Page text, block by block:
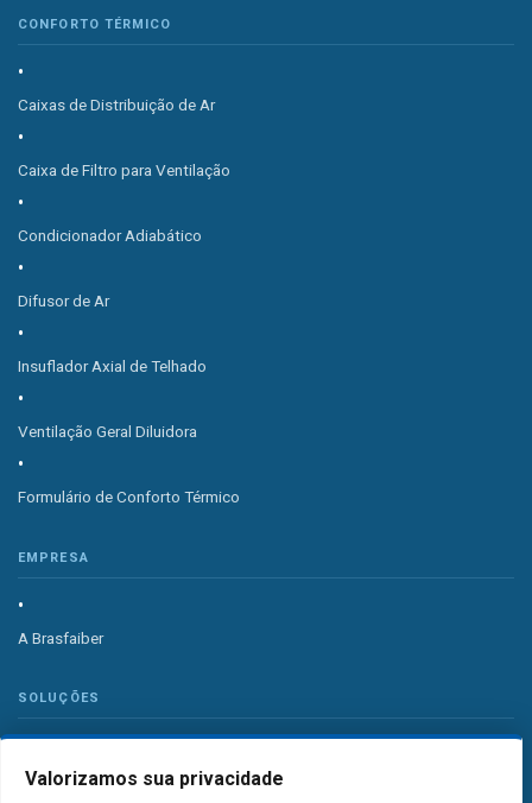
Valorizamos sua privacidade
CONFORTO TÉRMICO
Caixas de Distribuição de Ar
Caixa de Filtro para Ventilação
Condicionador Adiabático
Difusor de Ar
Insuflador Axial de Telhado
Ventilação Geral Diluidora
Formulário de Conforto Térmico
EMPRESA
A Brasfaiber
SOLUÇÕES
Sistema de Ventilação Industrial